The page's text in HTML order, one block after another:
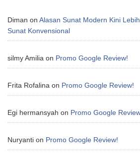
Diman on Alasan Sunat Modern Kini
Sunat Konvensional
silmy Amilia on Promo Google Review!
Frita Rofalina on Promo Google Review!
Egi hermansyah on Promo Google
Nuryanti on Promo Google Review!